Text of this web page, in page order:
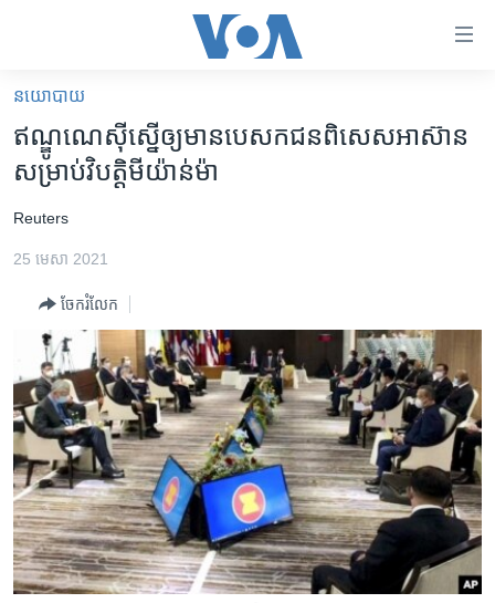
គេហទំព័រ​
ទាក់ទង
និង​
ទំព័រ​
ចូល​
ទំព័រ​
រចនា
សម្ព័ន្ធ​
រំលង​
និង​
អន្តរជាតិ
កម្ពុជាច្នៃប្រតិដ្ឋ
ព្រឹត្តិការណ៍ព័ត៌មាន
ទូរទស្សន៍ / វីដេអូ​
វិទ្យុ / ផតខាសថ៍
កម្មវិធីទាំងអស់
Khmer English
បណ្តាញ​សង្គម
នយោបាយ
ឥណ្ឌូណេស៊ី​ស្នើ​ឲ្យ​មាន​បេសកជន​ពិសេស​អាស៊ាន​
សម្រាប់​វិបត្តិ​មីយ៉ាន់ម៉ា
​Reuters
25 មេសា 2021
ចែករំលែក